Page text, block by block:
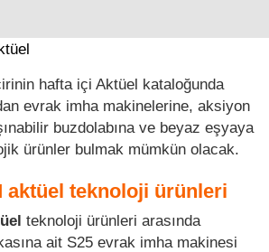
hafta içi Aktüel kataloğunda
evrak imha makinelerine, aksiyon
buzdolabına ve beyaz eşyaya
ürünler bulmak mümkün olacak.
aktüel teknoloji ürünleri
teknoloji ürünleri arasında
ait S25 evrak imha makinesi